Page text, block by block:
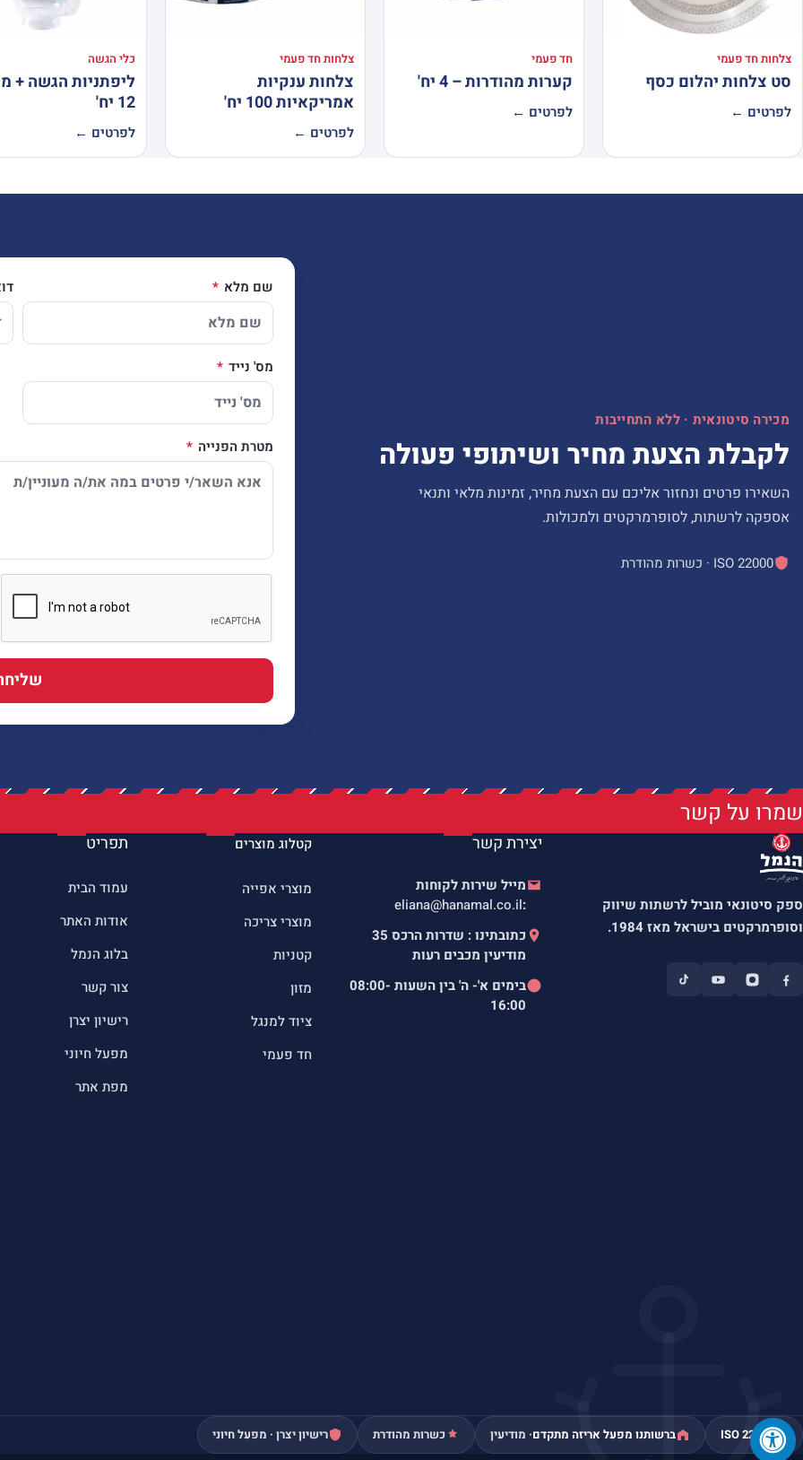
צלחות חד פעמי
סט צלחות יהלום כסף
לפרטים ←
חד פעמי
קערות מהודרות – 4 יח'
לפרטים ←
צלחות חד פעמי
צלחות ענקיות
אמריקאיות 100 יח'
לפרטים ←
כלי הגשה
ליפתניות הגשה +
12 יח'
לפרטים ←
מכירה סיטונאית · ללא התחייבות
לקבלת הצעת מחיר ושיתופי פעולה
השאירו פרטים ונחזור אליכם עם הצעת מחיר, זמינות מלאי ותנאי
אספקה לרשתות, לסופרמרקטים ולמכולות.
ISO 22000 · כשרות מהודרת
שם מלא
מס' נייד
מטרת הפנייה
שמרו על קשר
ספק סיטונאי מוביל לרשתות שיווק
וסופרמרקטים בישראל מאז 1984.
יצירת קשר
מייל שירות לקוחות
:
eliana@hanamal.co.il
כתובתינו : שדרות הרכס 35
מודיעין מכבים רעות
בימים א'- ה' בין השעות 08:00-
16:00
קטלוג מוצרים
מוצרי אפייה
מוצרי צריכה
קטניות
מזון
ציוד למנגל
חד פעמי
תפריט
עמוד הבית
אודות האתר
בלוג הנמל
צור קשר
רישיון יצרן
מפעל חיוני
מפת אתר
ISO 22000 ברשותנו מפעל אריזה מתקדם· מודיעין כשרות מהודרת רישיון יצרן · מפעל חיוני